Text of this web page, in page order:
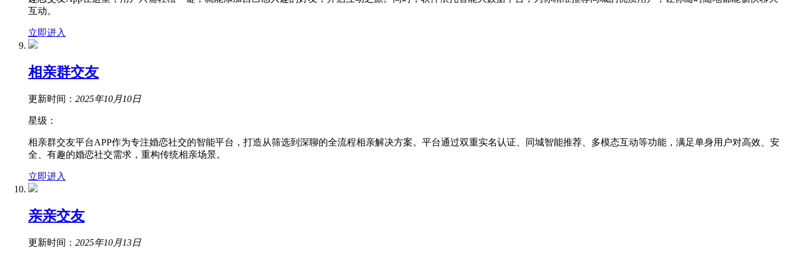
互动。
立即进入
相亲群交友
更新时间： 2025年10月10日
星级：
相亲群交友平台APP作为专注婚恋社交的智能平台，打造从筛选到深聊的全流程相亲解决方案。平台通过双重实名认证、同城智能推荐、多模态互动等功能，满足单身用户对高效、安
全、有趣的婚恋社交需求，重构传统相亲场景。
立即进入
亲亲交友
更新时间： 2025年10月13日